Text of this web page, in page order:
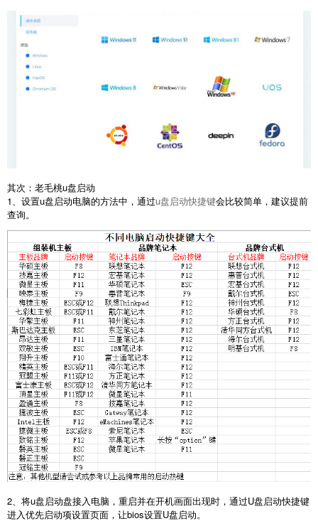
其次：老毛桃u盘启动
1、设置u盘启动电脑的方法中，通过u盘启动快捷键会比较简单，建议提前
查询。
2、将u盘启动盘接入电脑，重启并在开机画面出现时，通过U盘启动快捷键
进入优先启动项设置页面，让bios设置U盘启动。